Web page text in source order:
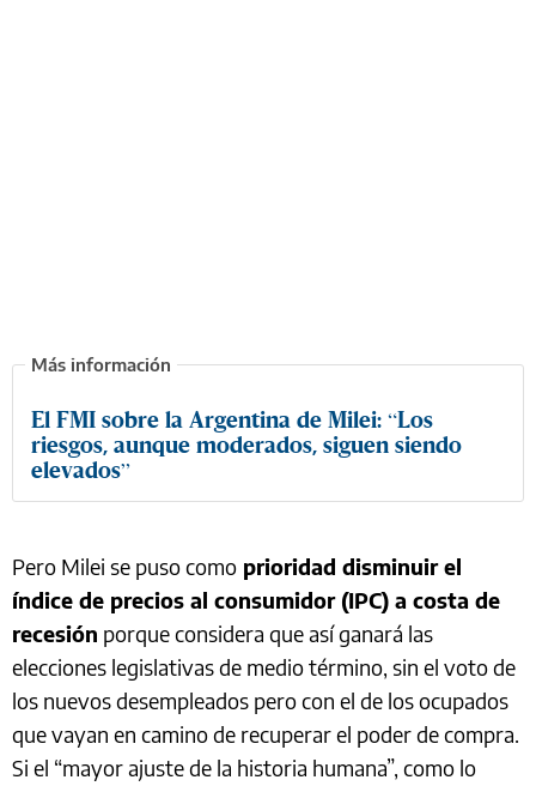
El FMI sobre la Argentina de Milei: “Los
riesgos, aunque moderados, siguen siendo
elevados”
Pero Milei se puso como prioridad disminuir el
índice de precios al consumidor (IPC) a costa de
recesión porque considera que así ganará las
elecciones legislativas de medio término, sin el voto de
los nuevos desempleados pero con el de los ocupados
que vayan en camino de recuperar el poder de compra.
Si el “mayor ajuste de la historia humana”, como lo